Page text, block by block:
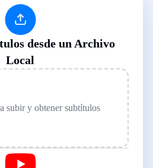
desde un Archivo
Local
subir y obtener subtítulos